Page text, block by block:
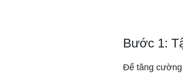
Bước 1:
Để tăng cường